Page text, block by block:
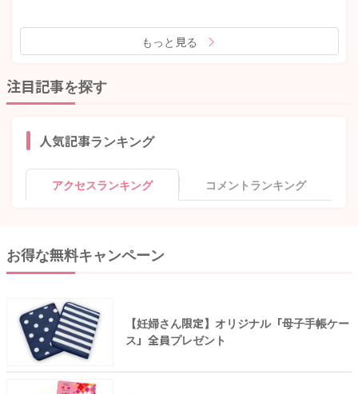
もっと見る
注目記事を探す
人気記事ランキング
アクセスランキング コメントランキング
お得な無料キャンペーン
【妊婦さん限定】オリジナル「母子手帳ケー
ス」全員プレゼント